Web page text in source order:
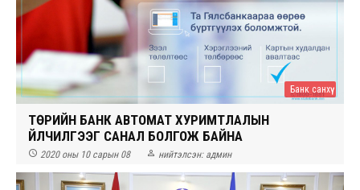
Банк санхүү
ТӨРИЙН БАНК АВТОМАТ ХУРИМТЛАЛЫН
ҮЙЛЧИЛГЭЭГ САНАЛ БОЛГОЖ БАЙНА
 2020 оны 10 сарын 08  нийтэлсэн: админ